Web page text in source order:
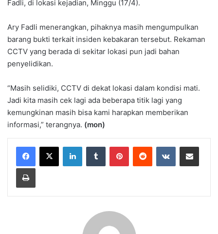
Fadli, di lokasi kejadian, Minggu (17/4).
Ary Fadli menerangkan, pihaknya masih mengumpulkan
barang bukti terkait insiden kebakaran tersebut. Rekaman
CCTV yang berada di sekitar lokasi pun jadi bahan
penyelidikan.
“Masih selidiki, CCTV di dekat lokasi dalam kondisi mati.
Jadi kita masih cek lagi ada beberapa titik lagi yang
kemungkinan masih bisa kami harapkan memberikan
informasi,” terangnya. (mon)
LinkedInTumblr PinterestReddit VKontakteShare via Email
Print